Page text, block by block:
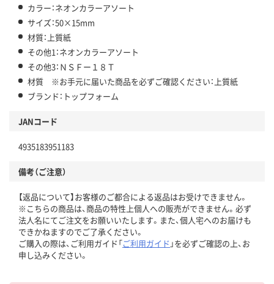
カラー：ネオンカラーアソート
サイズ：50×15mm
材質：上質紙
その他1：ネオンカラーアソート
その他3：ＮＳＦー１８Ｔ
材質 ※お手元に届いた商品を必ずご確認ください：上質紙
ブランド：トップフォーム
JANコード
4935183951183
備考（ご注意）
【返品について】お客様のご都合による返品はお受けできません。
※こちらの商品は、商品の特性上個人への販売ができません。必ず
法人名にてご注文をお願いいたします。また、個人宅へのお届けも
できかねますのでご了承ください。
ご購入の際は、ご利用ガイド「ご利用ガイド 」を必ずご確認の上、お
申し込みください。